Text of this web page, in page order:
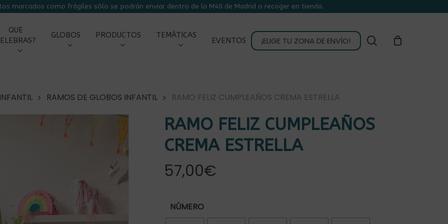
marcados como frágiles sólo se podrán enviar dentro de la M40 de Madrid o recoger en tienda.
QUE
GLOBOS PRODUCTOS TEMÁTICAS
EVENTOS ¡ELIGE TU ZONA DE ENVÍO! buscar
RAMOS DE GLOBOS INFANTIL RAMO FELIZ CUMPLEAÑOS CREMA ESTRELLA
RAMO FELIZ CUMPLEAÑOS
CREMA ESTRELLA
57,00€
NÚMERO